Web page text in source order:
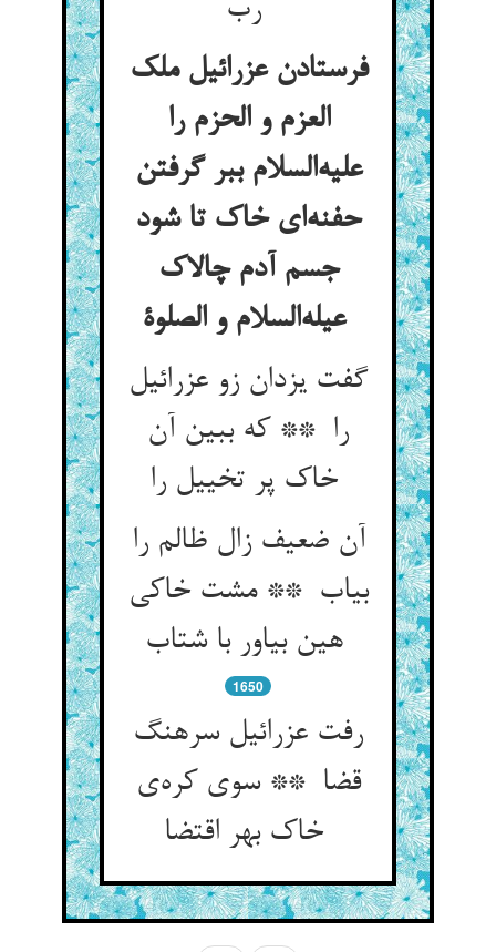
فرستادن عزرائیل ملک
العزم و الحزم را
علیه‌السلام ببر گرفتن
حفنه‌ای خاک تا شود
جسم آدم چالاک
عیله‌السلام و الصلوة
گفت یزدان زو عزرائیل
را ** که ببین آن
آن ضعیف زال ظالم را
بیاب ** مشت خاکی
هین بیاور با شتاب
1650
رفت عزرائیل سرهنگ
قضا ** سوی کره‌ی